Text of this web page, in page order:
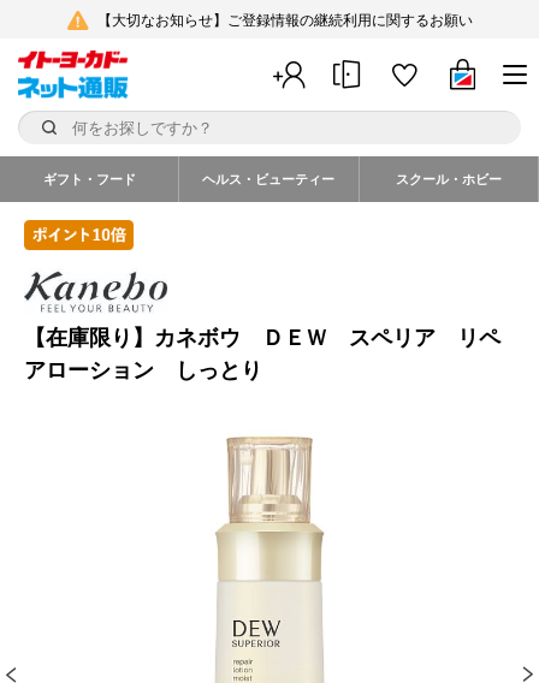
【大切なお知らせ】ご登録情報の継続利用に関するお願い
ギフト・フード ヘルス・ビューティー スクール・ホビー
【在庫限り】カネボウ ＤＥＷ スペリア リペ
アローション しっとり